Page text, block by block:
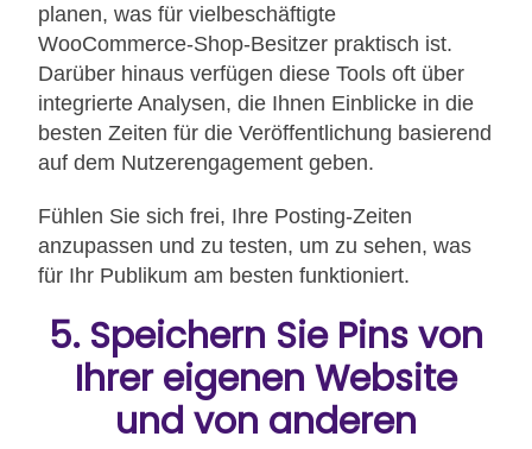
planen, was für vielbeschäftigte
WooCommerce-Shop-Besitzer praktisch ist.
Darüber hinaus verfügen diese Tools oft über
integrierte Analysen, die Ihnen Einblicke in die
besten Zeiten für die Veröffentlichung basierend
auf dem Nutzerengagement geben.
Fühlen Sie sich frei, Ihre Posting-Zeiten
anzupassen und zu testen, um zu sehen, was
für Ihr Publikum am besten funktioniert.
5. Speichern Sie Pins von
Ihrer eigenen Website
und von anderen